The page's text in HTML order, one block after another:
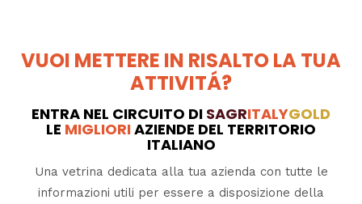
VUOI METTERE IN RISALTO LA TUA
ATTIVITÁ?
ENTRA NEL CIRCUITO DI SAGRITALYGOLD
LE MIGLIORIAZIENDE DEL TERRITORIO
ITALIANO
Una vetrina dedicata alla tua azienda con tutte le
informazioni utili per essere a disposizione della